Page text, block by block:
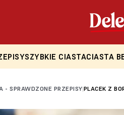
SZYBKIE CIASTACIASTA
- SPRAWDZONE PRZEPISY|PLACEK Z